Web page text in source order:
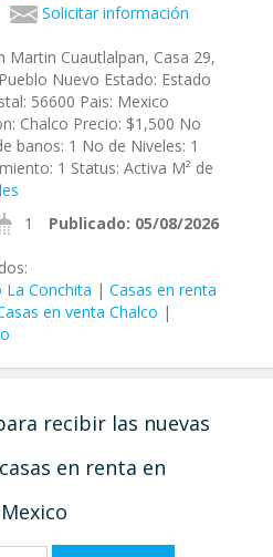
Solicitar información
Martin Cuautlalpan, Casa 29,
Nuevo Estado: Estado
56600 Pais: Mexico
Chalco Precio: $1,500 No
banos: 1 No de Niveles: 1
1 Status: Activa M² de
1 Publicado: 05/08/2026
La Conchita | Casas en renta
en venta Chalco |
recibir las nuevas
en renta en